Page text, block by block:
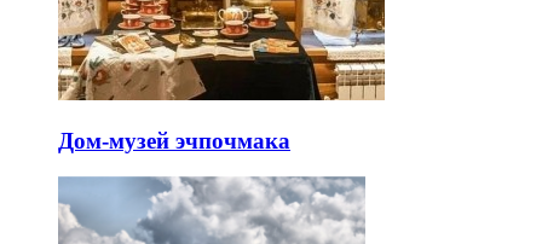
Дом-музей эчпочмака